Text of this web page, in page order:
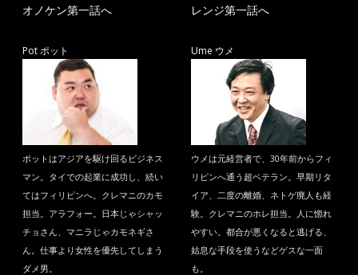
オノケン第一話へ レンジ第一話へ
Pot ポット
ポットはアジアを駆け回るビジネス
マン。タイでの起業に成功し、続い
てはフィリピンへ。クレマニのカモ
担当。アラフォー。日本じゃシャッ
チョさん、マニラじゃカモネギさ
ん。仕事より女性を優先してしまう
ダメ男。
Ume ウメ
ウメは元経営者で、30年前からフィ
リピンへ通う超ベテラン。早期リタ
イア、二度の離婚、ネトゲ廃人も経
験。クレマニのホレ担当。人に惚れ
やすい。都合が悪くなると逃げる、
姑息な手段を使うなどゲスな一面
も。